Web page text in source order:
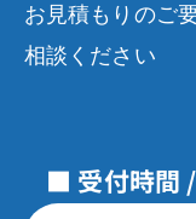
お見積もりのご
相談ください
■ 受付時間 /